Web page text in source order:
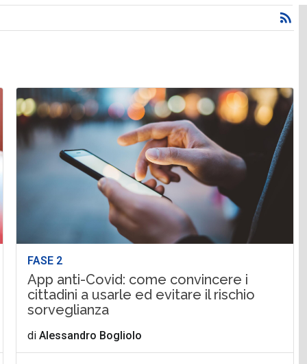
FASE 2
App anti-Covid: come convincere i
cittadini a usarle ed evitare il rischio
sorveglianza
diAlessandro Bogliolo